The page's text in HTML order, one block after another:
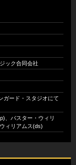
ック合同会社
ガード・スタジオにて
、バスター・ウィリ
ィリアムス(ds)